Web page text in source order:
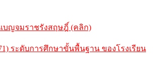
เบญจมราชรังสฤษฎิ์ (คลิก)
ระดับการศึกษาขั้นพื้นฐาน ของโรงเรียน